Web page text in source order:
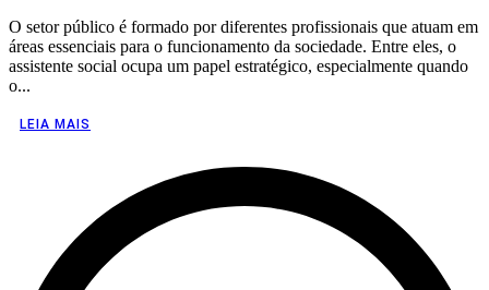
O setor público é formado por diferentes profissionais que atuam em
áreas essenciais para o funcionamento da sociedade. Entre eles, o
assistente social ocupa um papel estratégico, especialmente quando
o...
LEIA MAIS